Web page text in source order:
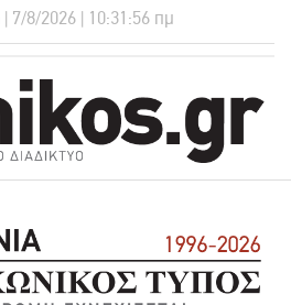
| 7/8/2026 | 10:31:56 πμ